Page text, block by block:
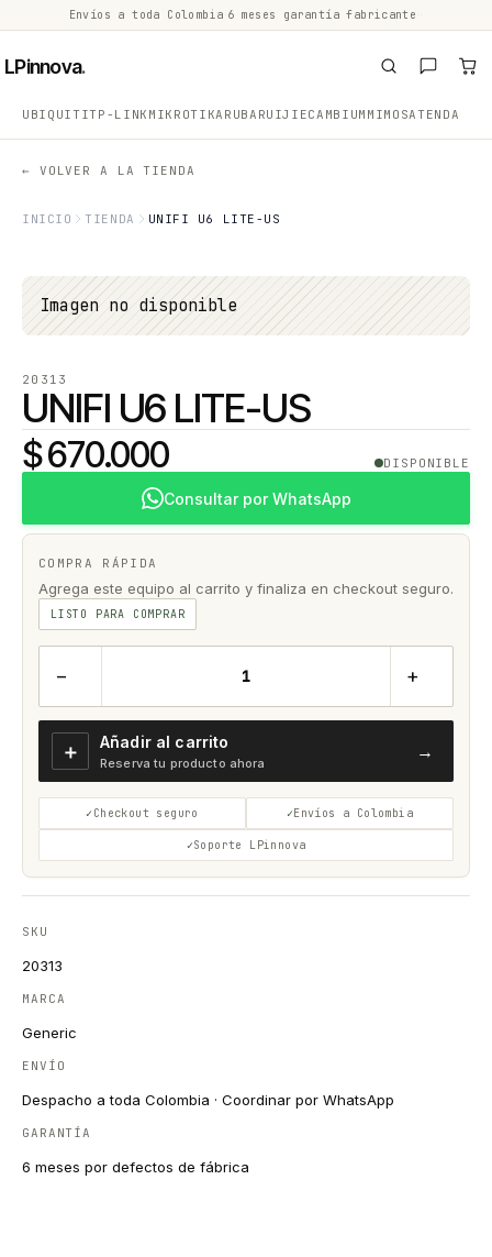
Envíos a toda Colombia 6 meses garantía fabricante
LPinnova.
UBIQUITITP-LINK MIKROTIKARUBA RUIJIECAMBIUM MIMOSATENDA
← VOLVER A LA TIENDA
INICIO TIENDA UNIFI U6 LITE-US
Imagen no disponible
20313
UNIFI U6 LITE-US
$ 670.000 DISPONIBLE
Consultar por WhatsApp
COMPRA RÁPIDA
Agrega este equipo al carrito y finaliza en checkout seguro.
LISTO PARA COMPRAR
− +
＋ Añadir al carrito
Reserva tu producto ahora
→
Checkout seguro Envíos a Colombia
Soporte LPinnova
SKU
20313
MARCA
Generic
ENVÍO
Despacho a toda Colombia · Coordinar por WhatsApp
GARANTÍA
6 meses por defectos de fábrica